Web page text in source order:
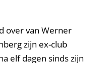
over van Werner
zijn ex-club
elf dagen sinds zijn